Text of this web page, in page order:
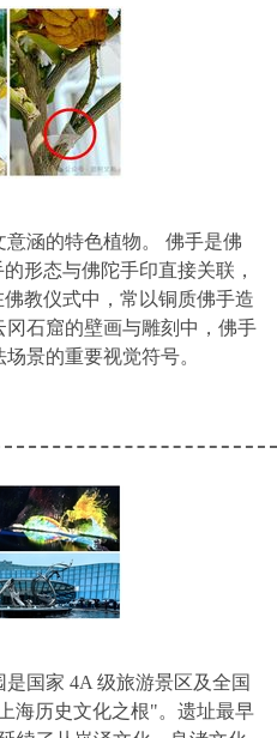
涵的特色植物。 佛手是佛
形态与佛陀手印直接关联，
教仪式中，常以铜质佛手造
石窟的壁画与雕刻中，佛手
景的重要视觉符号。
是国家 4A 级旅游景区及全国
海历史文化之根‌"。‌‌遗址最早